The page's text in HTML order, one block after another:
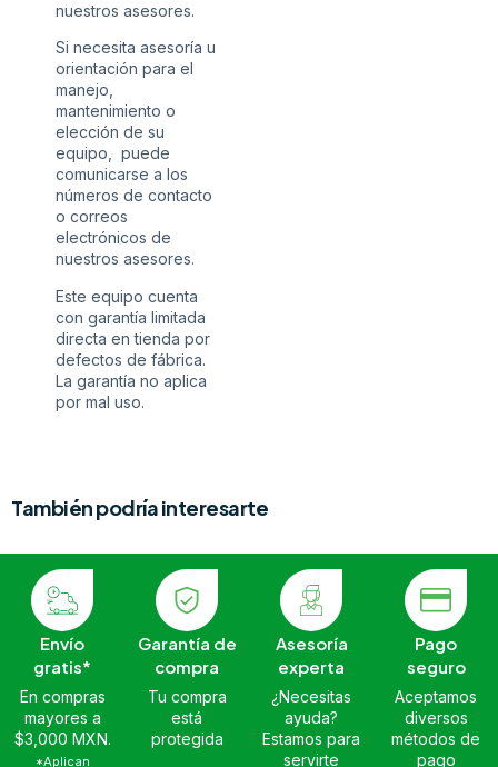
nuestros asesores.
Si necesita asesoría u
orientación para el
manejo,
mantenimiento o
elección de su
equipo, puede
comunicarse a los
números de contacto
o correos
electrónicos de
nuestros asesores.
Este equipo cuenta
con garantía limitada
directa en tienda por
defectos de fábrica.
La garantía no aplica
por mal uso.
También podría interesarte
Envío
gratis*
En compras
mayores a
$3,000 MXN.
*Aplican
Garantía de
compra
Tu compra
está
protegida
Asesoría
experta
¿Necesitas
ayuda?
Estamos para
servirte
Pago
seguro
Aceptamos
diversos
métodos de
pago